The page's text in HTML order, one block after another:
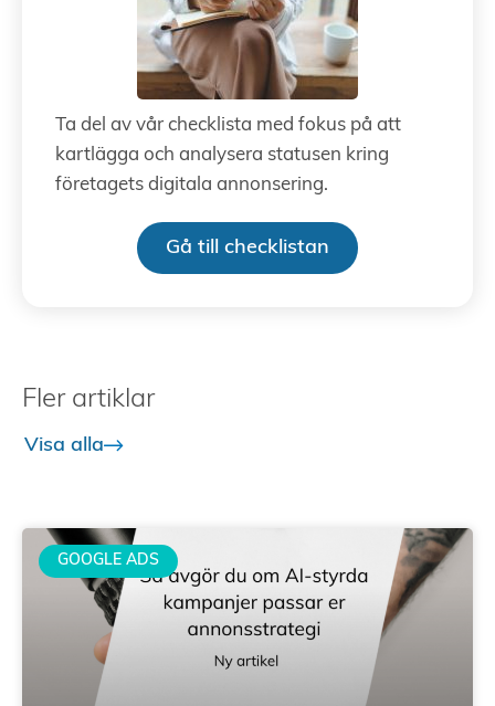
Ta del av vår checklista med fokus på att
kartlägga och analysera statusen kring
företagets digitala annonsering.
Gå till checklistan
Fler artiklar
Visa alla
GOOGLE ADS